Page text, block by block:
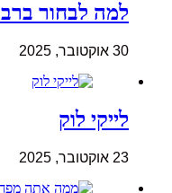
למה לבחור
30 אוקטובר, 2025
לייקי לוק
23 אוקטובר, 2025